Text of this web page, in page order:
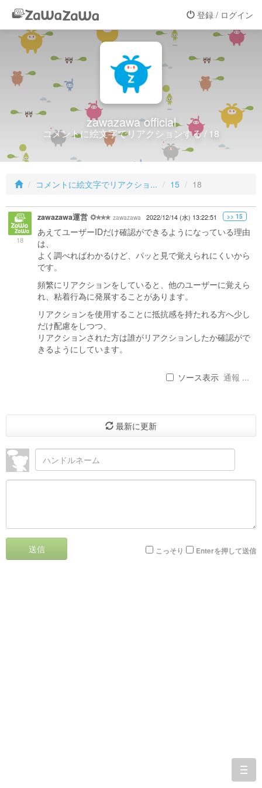
登録 / ログイン
zawazawa official
コメントに絵文字でリアクションする / 18
コメントに絵文字でリアクショ... 15 18
18
zawazawa運営 zawazawa 2022/12/14 (水) 13:22:51 >> 15
あえてユーザーIDだけ確認ができるようになっている理由
は、
よく調べればわかるけど、パッと見で覚えられにくいから
です。
頻繁にリアクションをしていると、他のユーザーに覚えら
れ、粘着行為に発展することがあります。
リアクションを使用することに抵抗感を持たれる方へ少し
だけ配慮をしつつ、
リアクションされた方は誰がリアクションしたか確認がで
きるようにしています。
ソース表示 通報 ...
最新に更新
送信 こっそり Enterを押して送信